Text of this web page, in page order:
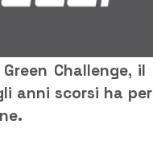
Challenge,
anni scorsi ha